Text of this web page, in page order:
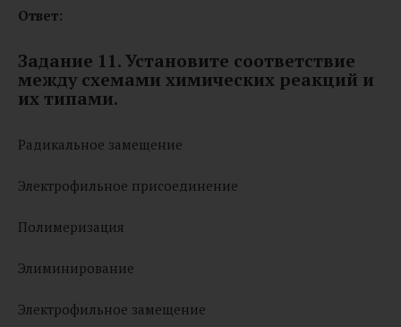
Ответ:
Задание 11. Установите соответствие
между схемами химических реакций и
их типами.
Радикальное замещение
Электрофильное присоединение
Полимеризация
Элиминирование
Электрофильное замещение